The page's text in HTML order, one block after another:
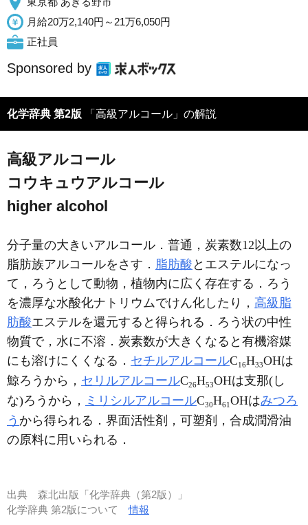
月給20万2,140円～21万6,050円
正社員
Sponsored by
化学辞典 第2版 「高級アルコール」の解説
高級アルコール
コウキュウアルコール
higher alcohol
分子量の大きいアルコール．普通，炭素数12以上の
脂肪族アルコールをさす． 脂肪酸 とエステルになっ
て，ろうとして動物，植物内に広く存在する．ろう
を濃厚な水酸化ナトリウムでけん化したり， 高級脂
肪酸エステルを還元すると得られる．ろう状の中性
物質で，水に不溶．炭素数が大きくなると有機溶媒
にも溶けにくくなる． セチルアルコールC16H33OHは
鯨ろうから， セリルアルコールC26H53OHは支那(し
な)ろうから， ミリシルアルコールC30H61OHはみつろ
う から得られる．界面活性剤，可塑剤，合成潤滑油
の原料に用いられる．
出典 森北出版「化学辞典（第2版）」
化学辞典 第2版について情報